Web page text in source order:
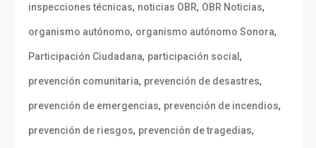
inspecciones técnicas, noticias OBR, OBR Noticias,
organismo autónomo, organismo autónomo Sonora,
Participación Ciudadana, participación social ,
prevención comunitaria, prevención de desastres,
prevención de emergencias, prevención de incendios,
prevención de riesgos, prevención de tragedias,